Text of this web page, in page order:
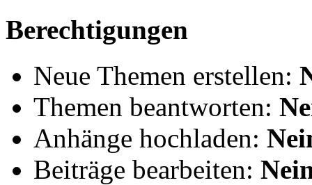
Berechtigungen
Neue Themen erstellen:
Themen beantworten:
Anhänge hochladen:
Beiträge bearbeiten: